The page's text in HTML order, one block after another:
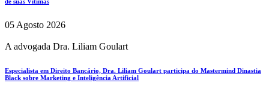
05 Agosto 2026
A advogada Dra. Liliam Goulart
Especialista em Direito Bancário, Dra. Liliam Goulart participa do Mastermind Dinastia
Black sobre Marketing e Inteligência Artificial